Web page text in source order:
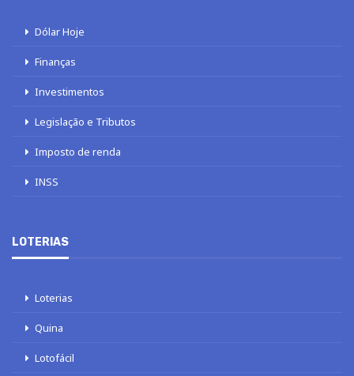
Dólar Hoje
Finanças
Investimentos
Legislação e Tributos
Imposto de renda
INSS
LOTERIAS
Loterias
Quina
Lotofácil